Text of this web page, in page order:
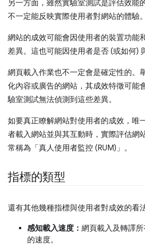
另一方面，雖然實驗室測試是評估效能
不一定能反映實際使用者對網站的體驗。
網站的成效可能會因使用者的裝置功能
差異。這也可能因使用者是否 (或如何)
網頁載入作業也不一定會是確定性的。
化內容或廣告的網站，其成效特徵可能
驗室測試無法偵測到這些差異。
如要真正瞭解網站對使用者的成效，唯
者載入網站並與其互動時，實際評估網
常稱為「真人使用者監控 (RUM)」 。
指標的類型
還有其他幾種指標與使用者對成效的看
感知載入速度： 網頁載入及轉譯
的速度。